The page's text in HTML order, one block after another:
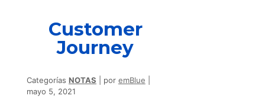
Customer
Journey
Categorías NOTAS por emBlue
mayo 5, 2021